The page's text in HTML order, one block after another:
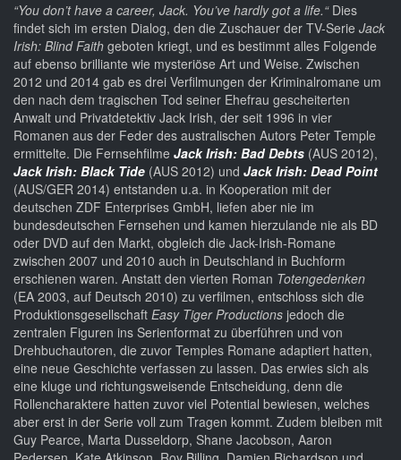
“You don’t have a career, Jack. You’ve hardly got a life.“Dies
findet sich im ersten Dialog, den die Zuschauer der TV-Serie Jack
Irish: Blind Faith geboten kriegt, und es bestimmt alles Folgende
auf ebenso brilliante wie mysteriöse Art und Weise. Zwischen
2012 und 2014 gab es drei Verfilmungen der Kriminalromane um
den nach dem tragischen Tod seiner Ehefrau gescheiterten
Anwalt und Privatdetektiv Jack Irish, der seit 1996 in vier
Romanen aus der Feder des australischen Autors Peter Temple
ermittelte. Die Fernsehfilme Jack Irish: Bad Debts (AUS 2012),
Jack Irish: Black Tide (AUS 2012) und Jack Irish: Dead Point
(AUS/GER 2014) entstanden u.a. in Kooperation mit der
deutschen ZDF Enterprises GmbH, liefen aber nie im
bundesdeutschen Fernsehen und kamen hierzulande nie als BD
oder DVD auf den Markt, obgleich die Jack-Irish-Romane
zwischen 2007 und 2010 auch in Deutschland in Buchform
erschienen waren. Anstatt den vierten Roman Totengedenken
(EA 2003, auf Deutsch 2010) zu verfilmen, entschloss sich die
Produktionsgesellschaft Easy Tiger Productions jedoch die
zentralen Figuren ins Serienformat zu überführen und von
Drehbuchautoren, die zuvor Temples Romane adaptiert hatten,
eine neue Geschichte verfassen zu lassen. Das erwies sich als
eine kluge und richtungsweisende Entscheidung, denn die
Rollencharaktere hatten zuvor viel Potential bewiesen, welches
aber erst in der Serie voll zum Tragen kommt. Zudem bleiben mit
Guy Pearce, Marta Dusseldorp, Shane Jacobson, Aaron